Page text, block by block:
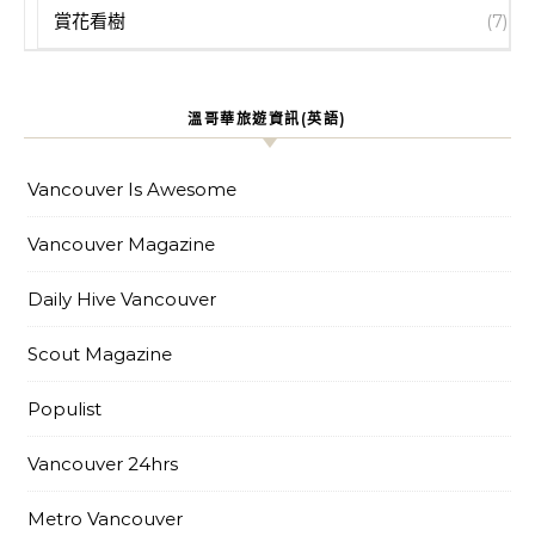
賞花看樹 (7)
溫哥華旅遊資訊(英語)
Vancouver Is Awesome
Vancouver Magazine
Daily Hive Vancouver
Scout Magazine
Populist
Vancouver 24hrs
Metro Vancouver